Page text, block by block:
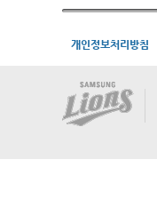
개인정보처리방침